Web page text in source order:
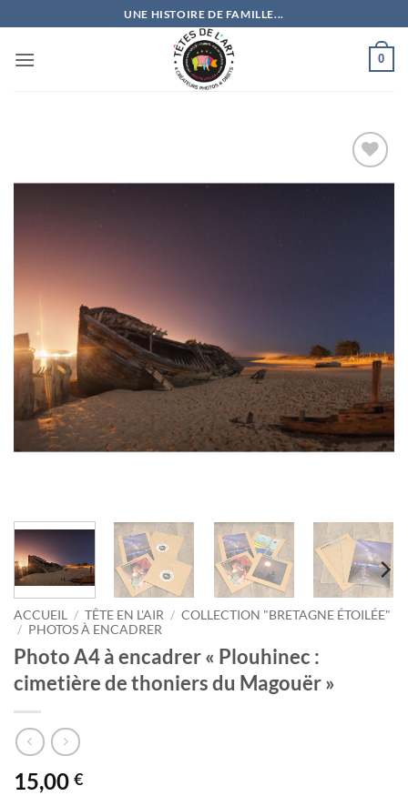
au
contenu
UNE HISTOIRE DE FAMILLE...
0
Ajouter
ACCUEIL / TÊTE EN L'AIR / COLLECTION "BRETAGNE ÉTOILÉE"
/ PHOTOS À ENCADRER
Photo A4 à encadrer « Plouhinec :
cimetière de thoniers du Magouër »
15,00 €